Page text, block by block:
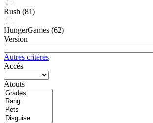
Rush (81)
HungerGames (62)
Version
Autres critères
Accès
Atouts